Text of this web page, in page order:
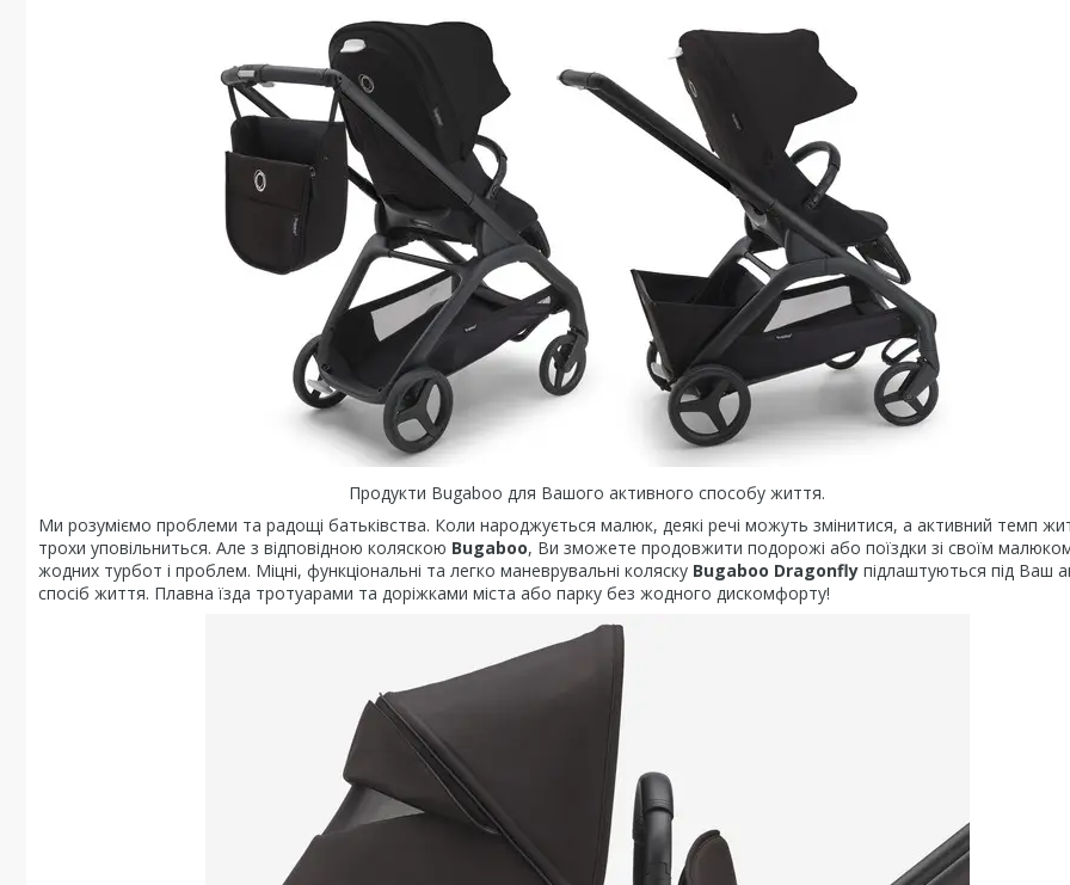
Продукти Bugaboo для Вашого активного способу життя.
Ми розуміємо проблеми та радощі батьківства. Коли народжується малюк, деякі речі можуть змінитися, а активний темп
трохи уповільниться. Але з відповідною коляскою Bugaboo, Ви зможете продовжити подорожі або поїздки зі своїм
жодних турбот і проблем. Міцні, функціональні та легко маневрувальні коляску Bugaboo Dragonfly підлаштуються під Ваш
спосіб життя. Плавна їзда тротуарами та доріжками міста або парку без жодного дискомфорту!